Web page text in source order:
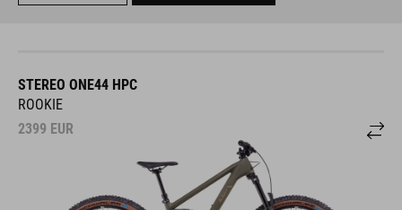
STEREO ONE44 HPC
ROOKIE
2399 EUR